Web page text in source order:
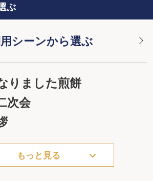
ぶ
シーンから選ぶ
りました煎餅
次会
もっと見る